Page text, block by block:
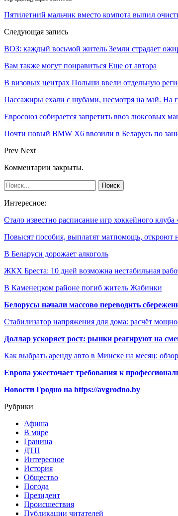
Пятилетний мальчик вместо компота выпил
Следующая запись
ВОЗ: каждый восьмой житель Земли страдает
Вам также могут понравиться Еще от автора
В визовых центрах Польши ввели отдельную
Пассажиры ехали с шубами, несмотря на май. На
Евросоюз собирается запретить ввоз люксовых
Почти новый BMW X6 ввозили в Беларусь по
Prev Next
Комментарии закрыты.
Интересное:
Стало известно расписание игр хоккейного
Повысят пособия, выплатят матпомощь,
В Беларуси дорожает алкоголь
ЖКХ Бреста: 10 дней возможна нестабильная
В Каменецком районе погиб житель Жабинки
Белорусы начали массово переводить
Стабилизатор напряжения для дома: расчёт
Доллар ускоряет рост: рынки реагируют на
Как выбрать аренду авто в Минске на месяц:
Европа ужесточает требования к
Новости Гродно на https://avgrodno.by
Рубрики
Афиша
В мире
Граница
ДТП
Интересное
История
Общество
Погода
Президент
Происшествия
Публикации читателей